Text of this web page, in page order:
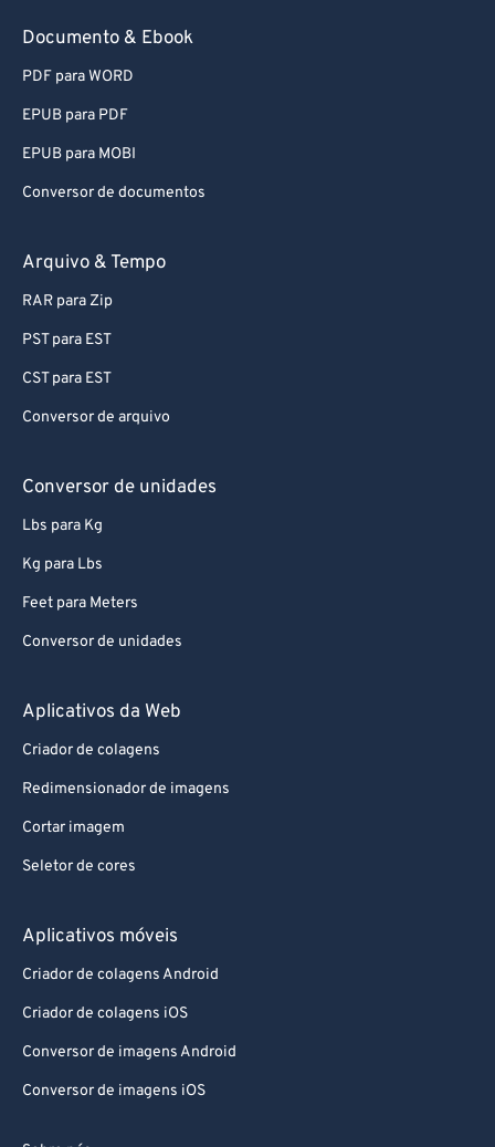
Documento & Ebook
PDF para WORD
EPUB para PDF
EPUB para MOBI
Conversor de documentos
Arquivo & Tempo
RAR para Zip
PST para EST
CST para EST
Conversor de arquivo
Conversor de unidades
Lbs para Kg
Kg para Lbs
Feet para Meters
Conversor de unidades
Aplicativos da Web
Criador de colagens
Redimensionador de imagens
Cortar imagem
Seletor de cores
Aplicativos móveis
Criador de colagens Android
Criador de colagens iOS
Conversor de imagens Android
Conversor de imagens iOS